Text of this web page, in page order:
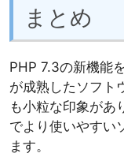
まとめ
PHP 7.3の新機能
が成熟したソフト
も小粒な印象があ
でより使いやすい
ます。